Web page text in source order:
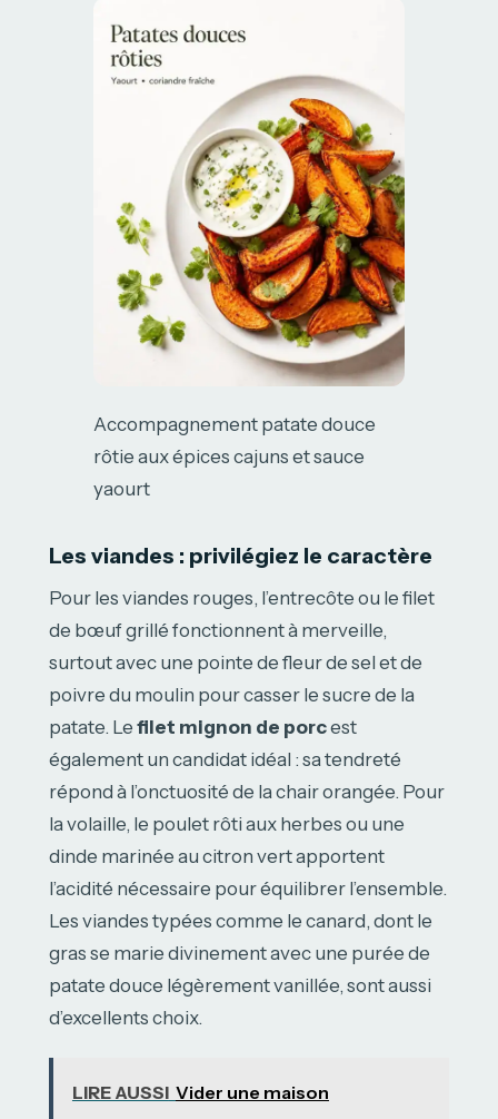
Accompagnement patate douce
rôtie aux épices cajuns et sauce
yaourt
Les viandes : privilégiez le caractère
Pour les viandes rouges, l’entrecôte ou le filet
de bœuf grillé fonctionnent à merveille,
surtout avec une pointe de fleur de sel et de
poivre du moulin pour casser le sucre de la
patate. Le filet mignon de porcest
également un candidat idéal : sa tendreté
répond à l’onctuosité de la chair orangée. Pour
la volaille, le poulet rôti aux herbes ou une
dinde marinée au citron vert apportent
l’acidité nécessaire pour équilibrer l’ensemble.
Les viandes typées comme le canard, dont le
gras se marie divinement avec une purée de
patate douce légèrement vanillée, sont aussi
d’excellents choix.
LIRE AUSSI Vider une maison